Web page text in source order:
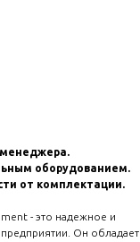
оборудованием.
от комплектации.
- это надежное и
Он обладает